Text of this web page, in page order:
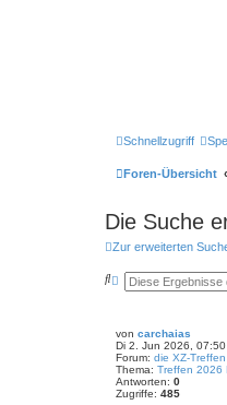
Schnellzugriff
Foren-Übersicht
Die Suche
Zur erweiterten
S
e
E
i
t
e
r
t
e
von carchaias
Di 2. Jun 2026, 07:50
Forum: die XZ-Treffen
Thema: Treffen 2026
Antworten: 0
Zugriffe: 485